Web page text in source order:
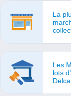
La
Les
lots